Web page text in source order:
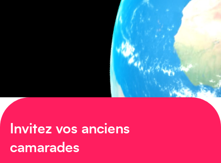
Invitez vos anciens
camarades
Amérique du Nord